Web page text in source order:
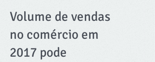
Volume de vendas
no comércio em
2017 pode